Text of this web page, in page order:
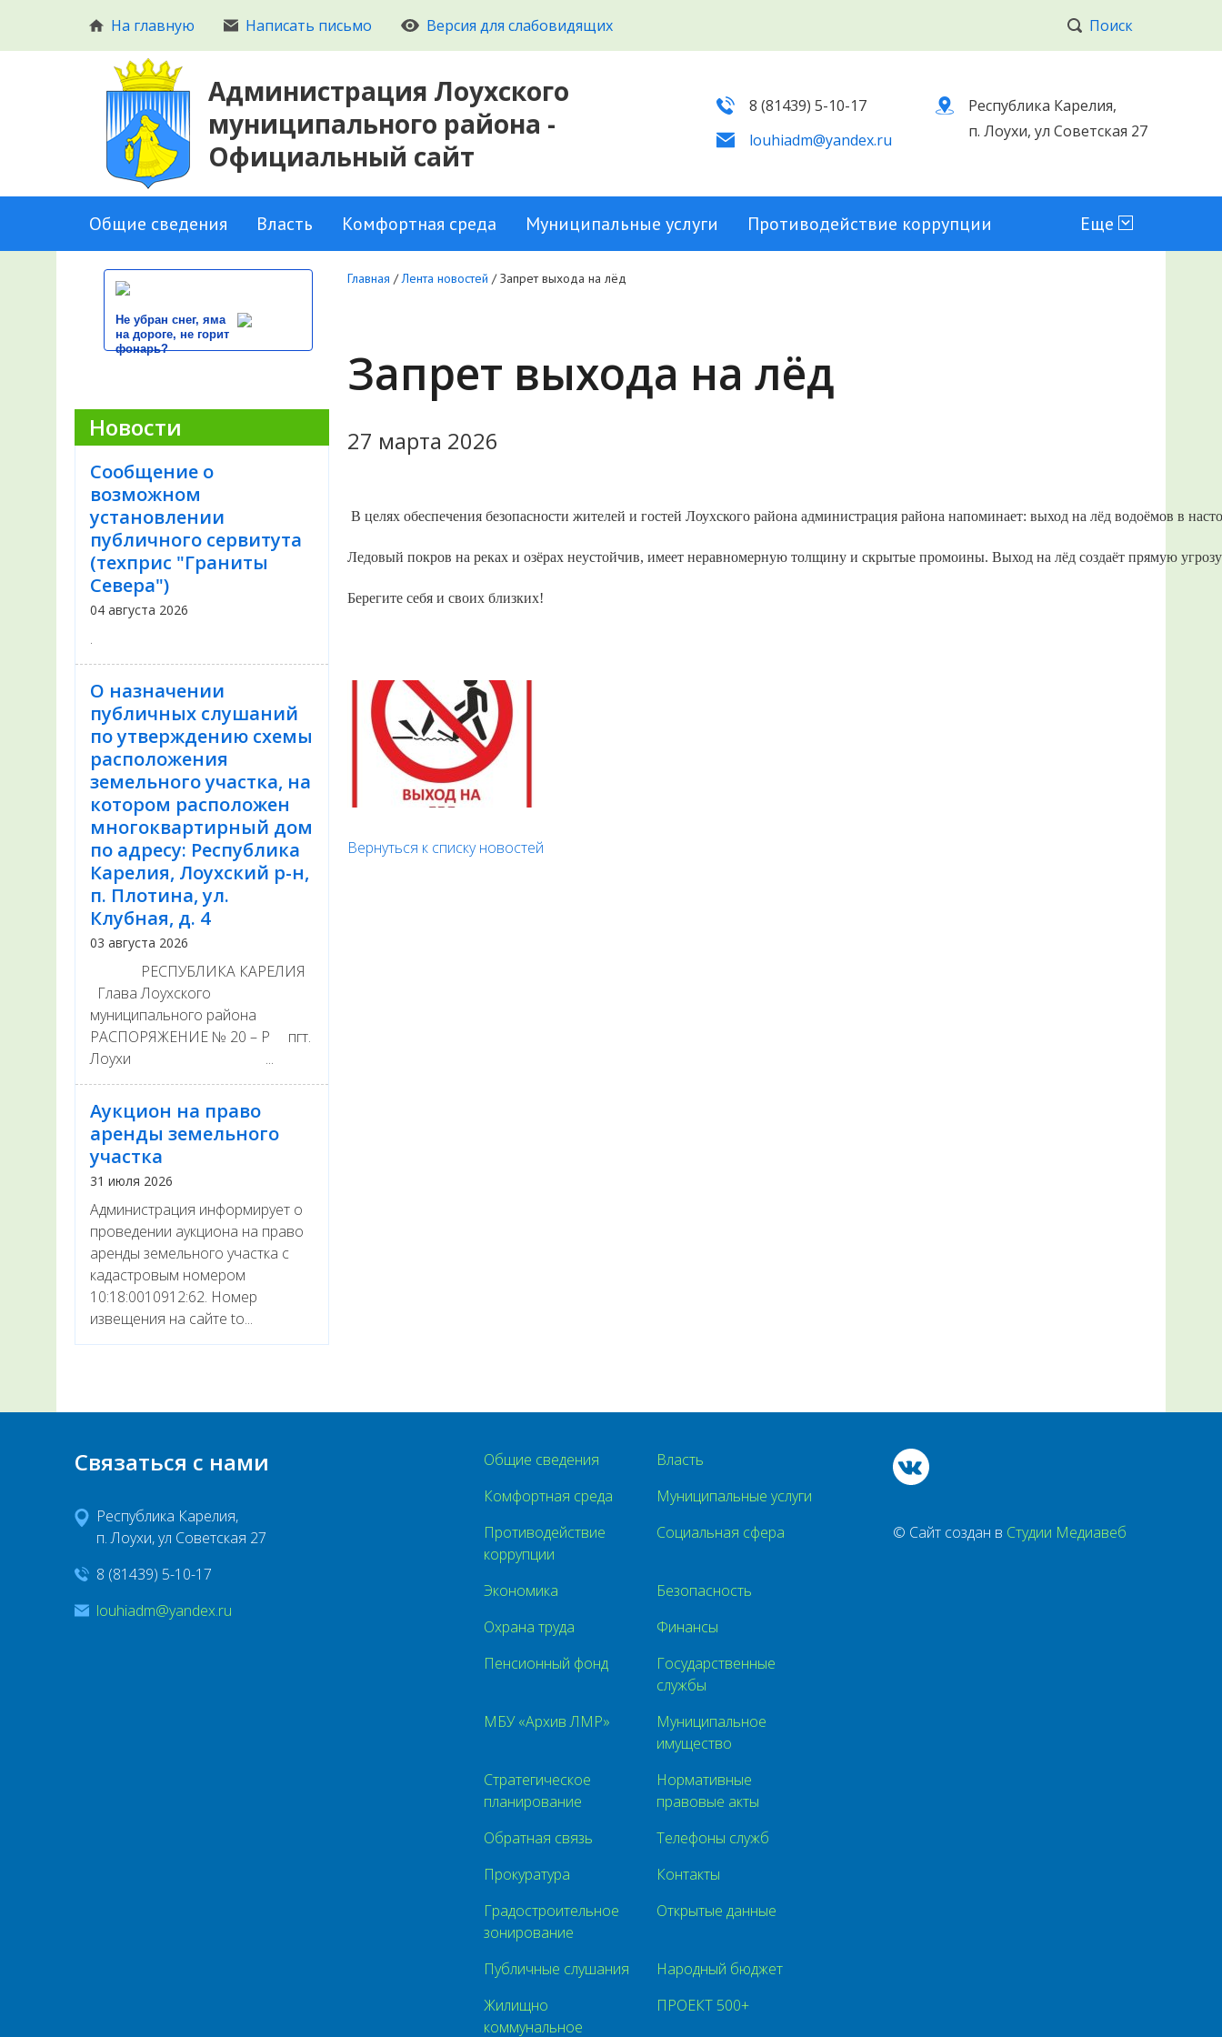
На главную Написать письмо Версия для слабовидящих Поиск
Администрация Лоухского
муниципального района -
Официальный сайт
8 (81439) 5-10-17
louhiadm@yandex.ru
Республика Карелия,
п. Лоухи, ул Советская 27
Общие сведения Власть Комфортная среда Муниципальные услуги Противодействие коррупции Еще
Не убран снег, яма
на дороге, не горит
фонарь?
Новости
Сообщение о
возможном
установлении
публичного сервитута
(техприс "Граниты
Севера")
04 августа 2026
.
О назначении
публичных слушаний
по утверждению схемы
расположения
земельного участка, на
котором расположен
многоквартирный дом
по адресу: Республика
Карелия, Лоухский р-н,
п. Плотина, ул.
Клубная, д. 4
03 августа 2026
РЕСПУБЛИКА КАРЕЛИЯ
Глава Лоухского
муниципального района
РАСПОРЯЖЕНИЕ № 20 – Р пгт.
Лоухи ...
Аукцион на право
аренды земельного
участка
31 июля 2026
Администрация информирует о
проведении аукциона на право
аренды земельного участка с
кадастровым номером
10:18:0010912:62. Номер
извещения на сайте to...
Главная /Лента новостей /Запрет выхода на лёд
Запрет выхода на лёд
27 марта 2026
В целях обеспечения безопасности жителей и гостей Лоухского района администрация района напоминает: выход на лёд водоёмов в
Ледовый покров на реках и озёрах неустойчив, имеет неравномерную толщину и скрытые промоины. Выход на лёд создаёт прямую угрозу
Берегите себя и своих близких!
Вернуться к списку новостей
Связаться с нами
Республика Карелия,
п. Лоухи, ул Советская 27
8 (81439) 5-10-17
louhiadm@yandex.ru
Общие сведения
Власть
Комфортная среда
Муниципальные услуги
Противодействие
коррупции
Социальная сфера
Экономика
Безопасность
Охрана труда
Финансы
Пенсионный фонд
Государственные
службы
МБУ «Архив ЛМР»
Муниципальное
имущество
Стратегическое
планирование
Нормативные
правовые акты
Обратная связь
Телефоны служб
Прокуратура
Контакты
Градостроительное
зонирование
Открытые данные
Публичные слушания
Народный бюджет
Жилищно
коммунальное
ПРОЕКТ 500+
© Сайт создан в Студии Медиавеб